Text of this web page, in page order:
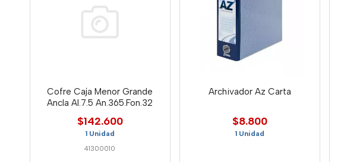
Cofre Caja Menor Grande
Ancla Al.7.5 An.365.Fon.32
$142.600
1 Unidad
41300010
Archivador Az Carta
$8.800
1 Unidad